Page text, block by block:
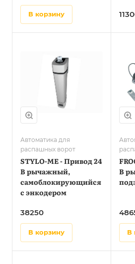
в корзину
Автоматика для
распашных ворот
STYLO-ME - Привод 24
В рычажный,
самоблокирующийся
с энкодером
38250
в корзину
В